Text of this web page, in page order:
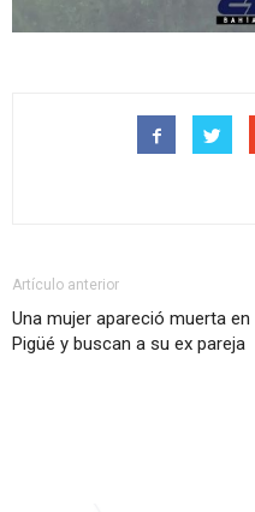
Artículo anterior
Una mujer apareció muerta en
Pigüé y buscan a su ex pareja